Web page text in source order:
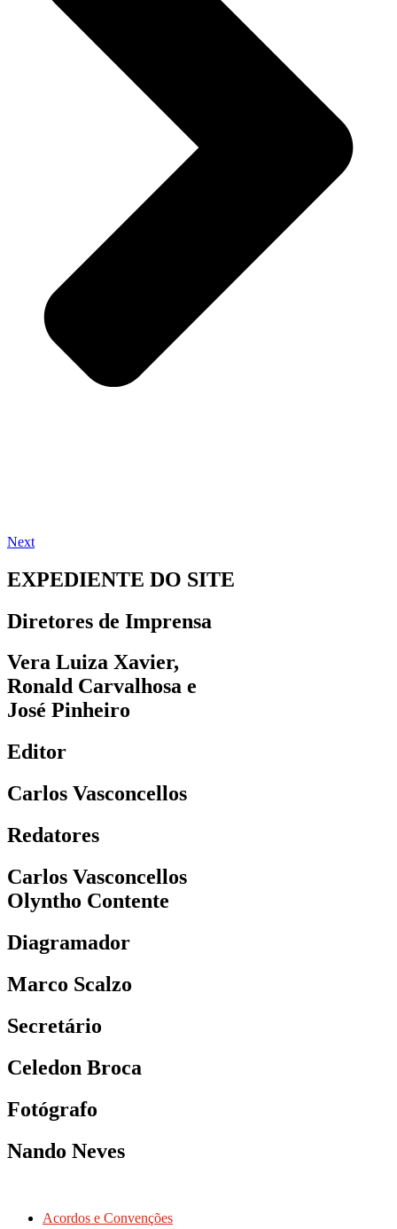
Next
EXPEDIENTE DO SITE
Diretores de Imprensa
Vera Luiza Xavier,
Ronald Carvalhosa e
José Pinheiro
Editor
Carlos Vasconcellos
Redatores
Carlos Vasconcellos
Olyntho Contente
Diagramador
Marco Scalzo
Secretário
Celedon Broca
Fotógrafo
Nando Neves
Acordos e Convenções